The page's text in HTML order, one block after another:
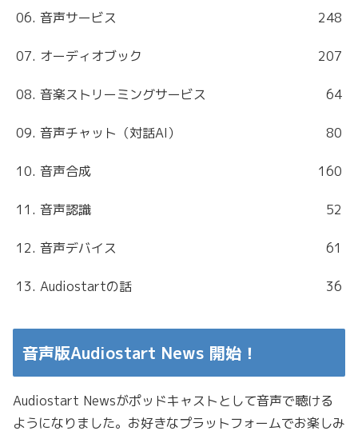
06. 音声サービス 248
07. オーディオブック 207
08. 音楽ストリーミングサービス 64
09. 音声チャット（対話AI） 80
10. 音声合成 160
11. 音声認識 52
12. 音声デバイス 61
13. Audiostartの話 36
音声版Audiostart News 開始！
Audiostart Newsがポッドキャストとして音声で聴ける
ようになりました。お好きなプラットフォームでお楽しみ